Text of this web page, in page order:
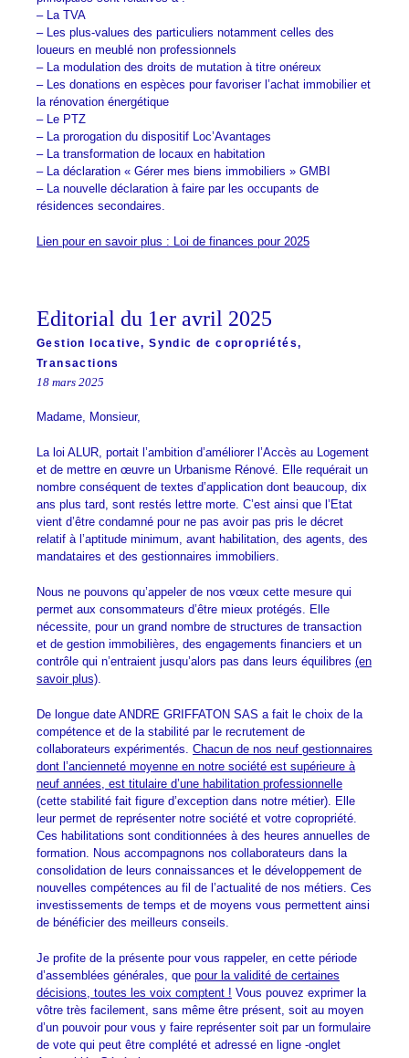
– La TVA
– Les plus-values des particuliers notamment celles des
loueurs en meublé non professionnels
– La modulation des droits de mutation à titre onéreux
– Les donations en espèces pour favoriser l’achat immobilier et
la rénovation énergétique
– Le PTZ
– La prorogation du dispositif Loc’Avantages
– La transformation de locaux en habitation
– La déclaration « Gérer mes biens immobiliers » GMBI
– La nouvelle déclaration à faire par les occupants de
résidences secondaires.
Lien pour en savoir plus : Loi de finances pour 2025
Editorial du 1er avril 2025
Gestion locative,Syndic de copropriétés,
Transactions
18 mars 2025
Madame, Monsieur,
La loi ALUR, portait l’ambition d’améliorer l’Accès au Logement
et de mettre en œuvre un Urbanisme Rénové. Elle requérait un
nombre conséquent de textes d’application dont beaucoup, dix
ans plus tard, sont restés lettre morte. C’est ainsi que l’Etat
vient d’être condamné pour ne pas avoir pas pris le décret
relatif à l’aptitude minimum, avant habilitation, des agents, des
mandataires et des gestionnaires immobiliers.
Nous ne pouvons qu’appeler de nos vœux cette mesure qui
permet aux consommateurs d’être mieux protégés. Elle
nécessite, pour un grand nombre de structures de transaction
et de gestion immobilières, des engagements financiers et un
contrôle qui n’entraient jusqu’alors pas dans leurs équilibres (en
savoir plus).
De longue date ANDRE GRIFFATON SAS a fait le choix de la
compétence et de la stabilité par le recrutement de
collaborateurs expérimentés. Chacun de nos neuf gestionnaires
dont l’ancienneté moyenne en notre société est supérieure à
neuf années, est titulaire d’une habilitation professionnelle
(cette stabilité fait figure d’exception dans notre métier). Elle
leur permet de représenter notre société et votre copropriété.
Ces habilitations sont conditionnées à des heures annuelles de
formation. Nous accompagnons nos collaborateurs dans la
consolidation de leurs connaissances et le développement de
nouvelles compétences au fil de l’actualité de nos métiers. Ces
investissements de temps et de moyens vous permettent ainsi
de bénéficier des meilleurs conseils.
Je profite de la présente pour vous rappeler, en cette période
d’assemblées générales, que pour la validité de certaines
décisions, toutes les voix comptent ! Vous pouvez exprimer la
vôtre très facilement, sans même être présent, soit au moyen
d’un pouvoir pour vous y faire représenter soit par un formulaire
de vote qui peut être complété et adressé en ligne -onglet